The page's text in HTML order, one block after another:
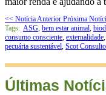
<< Notícia Anterior Próxima
Tags: ASG, bem estar animal,
consumo consciente, externalidade,
pecuária sustentável, Scot
Últimas